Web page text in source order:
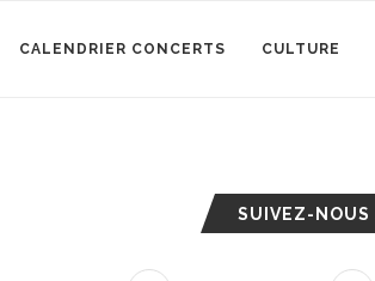
CALENDRIER CONCERTS CULTURE
SUIVEZ-NOUS